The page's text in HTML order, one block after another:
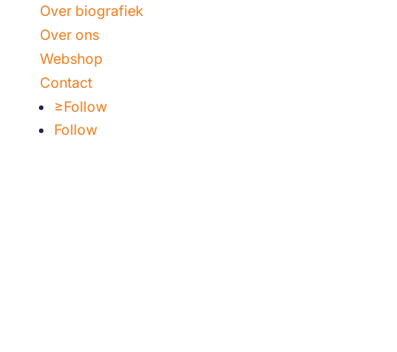
Over biografiek
Over ons
Webshop
Contact
Follow
Follow